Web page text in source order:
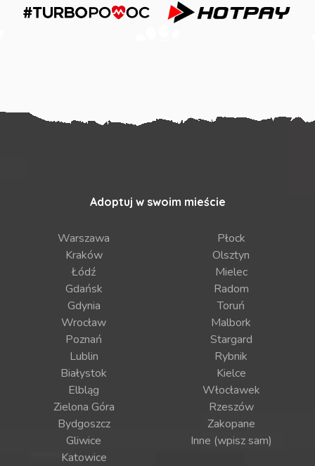
Adoptuj w swoim mieście
Warszawa
Kraków
Łódź
Gdańsk
Gdynia
Wrocław
Poznań
Lublin
Białystok
Elbląg
Zielona Góra
Bydgoszcz
Gliwice
Katowice
Płock
Olsztyn
Mielec
Radom
Toruń
Malbork
Stargard
Rybnik
Kielce
Włocławek
Rzeszów
Zakopane
Inne (wpisz sam)